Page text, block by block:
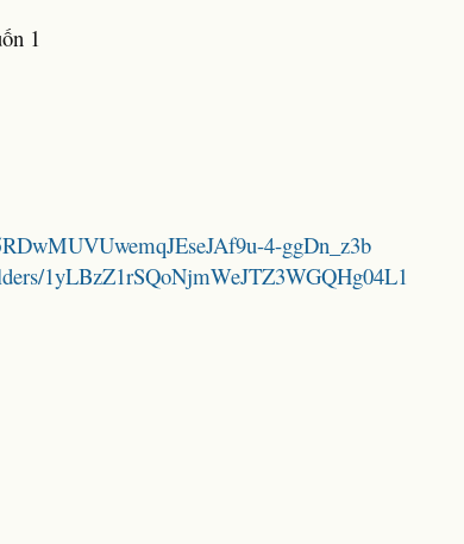
1
4-ggDn_z3b
1yLBzZ1rSQoNjmWeJTZ3WGQHg04L1